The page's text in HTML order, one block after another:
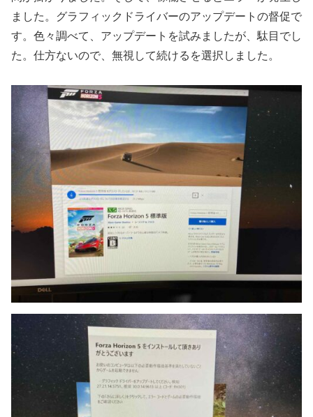
ました。グラフィックドライバーのアップデートの督促で
す。色々調べて、アップデートを試みましたが、駄目でし
た。仕方ないので、無視して続けるを選択しました。